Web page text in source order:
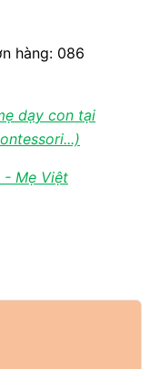
hàng: 086
dạy con tại
- Mẹ Việt